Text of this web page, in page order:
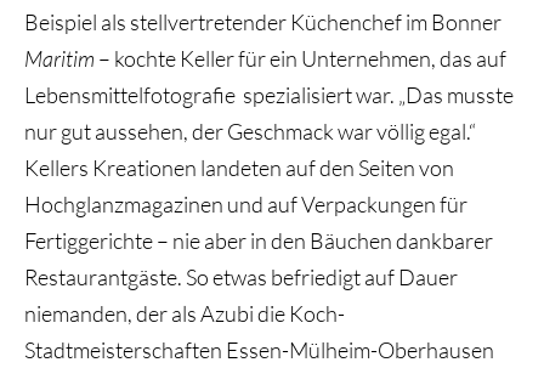
Beispiel als stellvertretender Küchenchef im Bonner
Maritim – kochte Keller für ein Unternehmen, das auf
Lebensmittelfotografie spezialisiert war. „Das musste
nur gut aussehen, der Geschmack war völlig egal.“
Kellers Kreationen landeten auf den Seiten von
Hochglanzmagazinen und auf Verpackungen für
Fertiggerichte – nie aber in den Bäuchen dankbarer
Restaurantgäste. So etwas befriedigt auf Dauer
niemanden, der als Azubi die Koch-
Stadtmeisterschaften Essen-Mülheim-Oberhausen